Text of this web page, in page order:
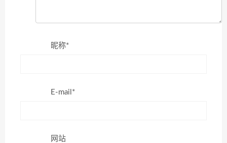
昵称*
E-mail*
网站